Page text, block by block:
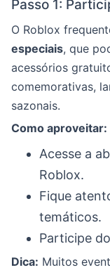
Passo 1:
O Roblox
especiais, que
acessórios
comemorativas,
sazonais.
Como aproveitar:
Acesse a
Roblox.
Fique
temáticos.
Participe
Dica: Muitos